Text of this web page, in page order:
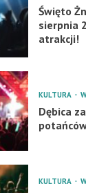
Święto
sierpnia
atrakcji!
KULTURA
Dębica
KULTURA